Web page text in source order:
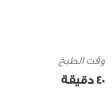
وقت الطبخ
40 ‎دقيقة